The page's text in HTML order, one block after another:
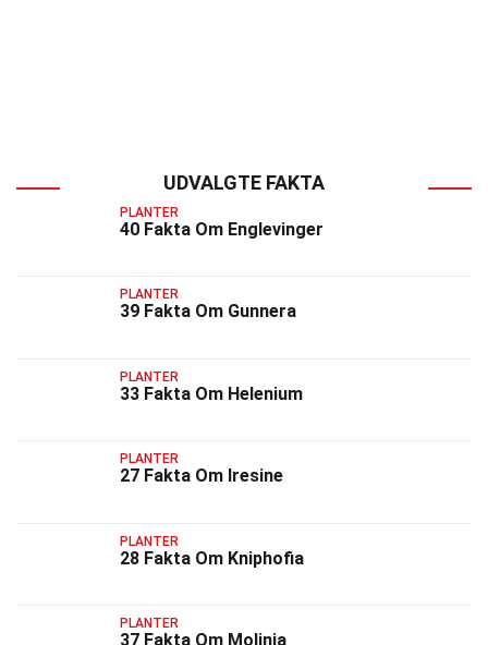
UDVALGTE FAKTA
PLANTER
40 Fakta Om Englevinger
PLANTER
39 Fakta Om Gunnera
PLANTER
33 Fakta Om Helenium
PLANTER
27 Fakta Om Iresine
PLANTER
28 Fakta Om Kniphofia
PLANTER
37 Fakta Om Molinia